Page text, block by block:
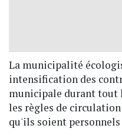
La municipalité
intensification des
municipale durant tout
les règles de
qu'ils soient